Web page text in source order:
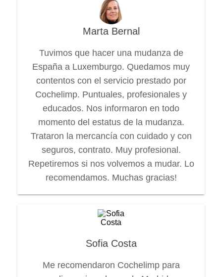
Marta Bernal
Tuvimos que hacer una mudanza de
España a Luxemburgo. Quedamos muy
contentos con el servicio prestado por
Cochelimp. Puntuales, profesionales y
educados. Nos informaron en todo
momento del estatus de la mudanza.
Trataron la mercancía con cuidado y con
seguros, contrato. Muy profesional.
Repetiremos si nos volvemos a mudar. Lo
recomendamos. Muchas gracias!
Sofia Costa
Me recomendaron Cochelimp para